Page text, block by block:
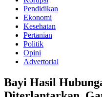
Pendidikan
Ekonomi
Kesehatan
Pertanian
Politik
Opini
Advertorial
Bayi Hasil